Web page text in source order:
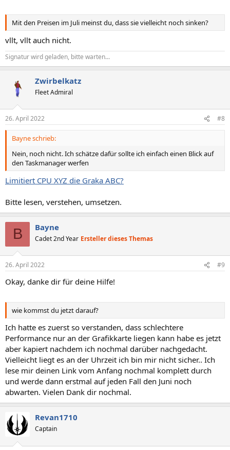
Mit den Preisen im Juli meinst du, dass sie vielleicht noch sinken?
vllt, vllt auch nicht.
Signatur wird geladen, bitte warten...
Zwirbelkatz
Fleet Admiral
26. April 2022 #8
Bayne schrieb:
Nein, noch nicht. Ich schätze dafür sollte ich einfach einen Blick auf
den Taskmanager werfen
Limitiert CPU XYZ die Graka ABC?
Bitte lesen, verstehen, umsetzen.
B Bayne
Cadet 2nd Year Ersteller dieses Themas
26. April 2022 #9
Okay, danke dir für deine Hilfe!
wie kommst du jetzt darauf?
Ich hatte es zuerst so verstanden, dass schlechtere
Performance nur an der Grafikkarte liegen kann habe es jetzt
aber kapiert nachdem ich nochmal darüber nachgedacht.
Vielleicht liegt es an der Uhrzeit ich bin mir nicht sicher.. Ich
lese mir deinen Link vom Anfang nochmal komplett durch
und werde dann erstmal auf jeden Fall den Juni noch
abwarten. Vielen Dank dir nochmal.
Revan1710
Captain